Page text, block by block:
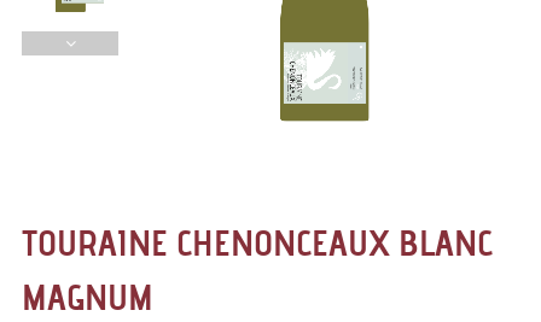
TOURAINE CHENONCEAUX BLANC
MAGNUM